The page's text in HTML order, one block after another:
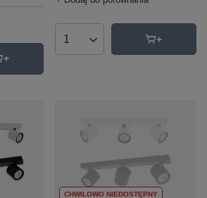
Ilość produktów
CHWILOWO NIEDOSTĘPNY